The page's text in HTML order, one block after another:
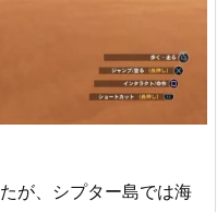
が、シプター島では海